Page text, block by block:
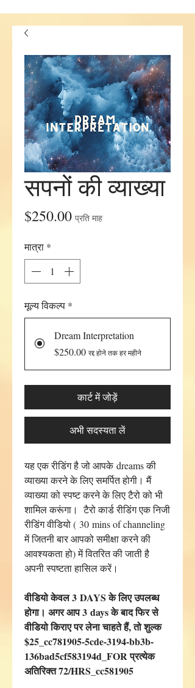
सपनों की व्याख्या
$250.00मूल्य
प्रति माह
मात्रा *
मूल्य विकल्प *
Dream Interpretation
$250.00 रद्द होने तक हर महीने
कार्ट में जोड़ें
अभी सदस्यता लें
यह एक रीडिंग है जो आपके dreams की
व्याख्या करने के लिए समर्पित होगी। मैं
व्याख्या को स्पष्ट करने के लिए टैरो को भी
शामिल करूंगा। टैरो कार्ड रीडिंग एक निजी
रीडिंग वीडियो ( 30 mins of channeling
में जितनी बार आपको समीक्षा करने की
आवश्यकता हो) में वितरित की जाती है
अपनी स्पष्टता हासिल करें।
वीडियो केवल 3 DAYS के लिए उपलब्ध
होगा। अगर आप 3 days के बाद फिर से
वीडियो किराए पर लेना चाहते हैं, तो शुल्क
$25_cc781905-5cde-3194-bb3b-
136bad5cf583194d_FOR प्रत्येक
अतिरिक्त 72/HRS_cc581905